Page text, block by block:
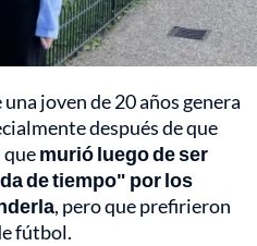
joven de 20 años genera
después de que
quemurió luego de ser
de tiempo" por los
, pero que prefirieron
fútbol.